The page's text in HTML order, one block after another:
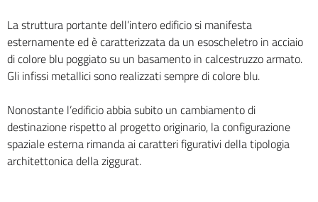
La struttura portante dell’intero edificio si manifesta
esternamente ed è caratterizzata da un esoscheletro in acciaio
di colore blu poggiato su un basamento in calcestruzzo armato.
Gli infissi metallici sono realizzati sempre di colore blu.
Nonostante l’edificio abbia subito un cambiamento di
destinazione rispetto al progetto originario, la configurazione
spaziale esterna rimanda ai caratteri figurativi della tipologia
architettonica della ziggurat.